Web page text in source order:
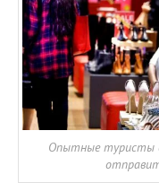
Опытные туристы